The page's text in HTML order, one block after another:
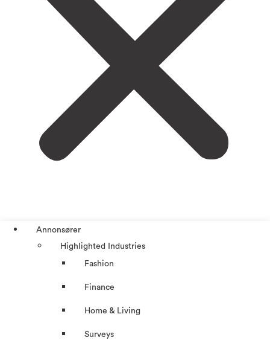
Annonsører
Highlighted Industries
Fashion
Finance
Home & Living
Surveys